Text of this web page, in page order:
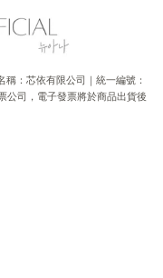
：芯依有限公司｜統一編號：
公司，電子發票將於商品出貨後